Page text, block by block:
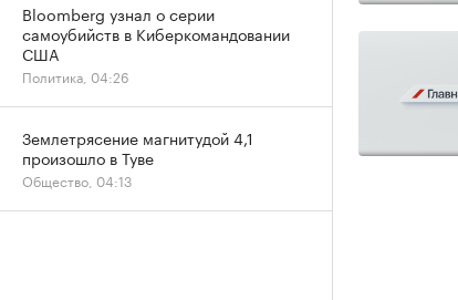
Bloomberg узнал о серии
самоубийств в Киберкомандовании
США
Политика, 04:26
Землетрясение магнитудой 4,1
произошло в Туве
Общество, 04:13